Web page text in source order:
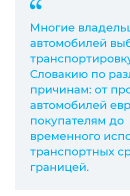
Многие
автомобилей
Словакию по
причинам: от
автомобилей
покупателям до
временного
транспортных
границей.